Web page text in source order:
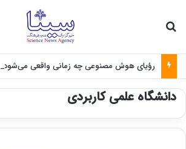
رؤیای هوش مصنوعی چه زمانی واقعی می‌شود؟
دانشگاه علمی کاربردی